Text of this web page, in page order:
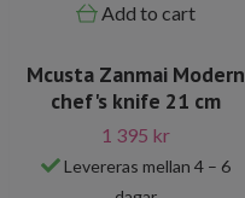
Add to cart
Mcusta Zanmai Modern
chef's knife 21 cm
1 395 kr
Levereras mellan 4 – 6